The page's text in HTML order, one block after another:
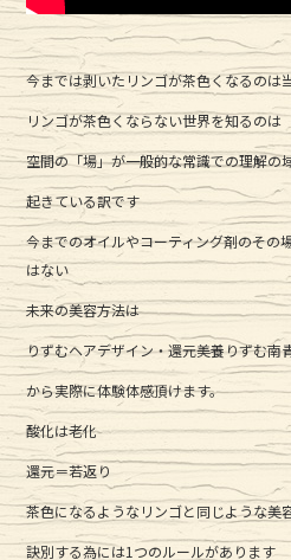
今までは剥いたリンゴが茶色くなるのは
リンゴが茶色くならない世界を知るのは
空間の「場」が一般的な常識での理解の
起きている訳です
今までのオイルやコーティング剤のその
はない
未来の美容方法は
りずむヘアデザイン・還元美養りずむ南
から実際に体験体感頂けます。
酸化は老化
還元＝若返り
茶色になるようなリンゴと同じような美
訣別する為には1つのルールがあります